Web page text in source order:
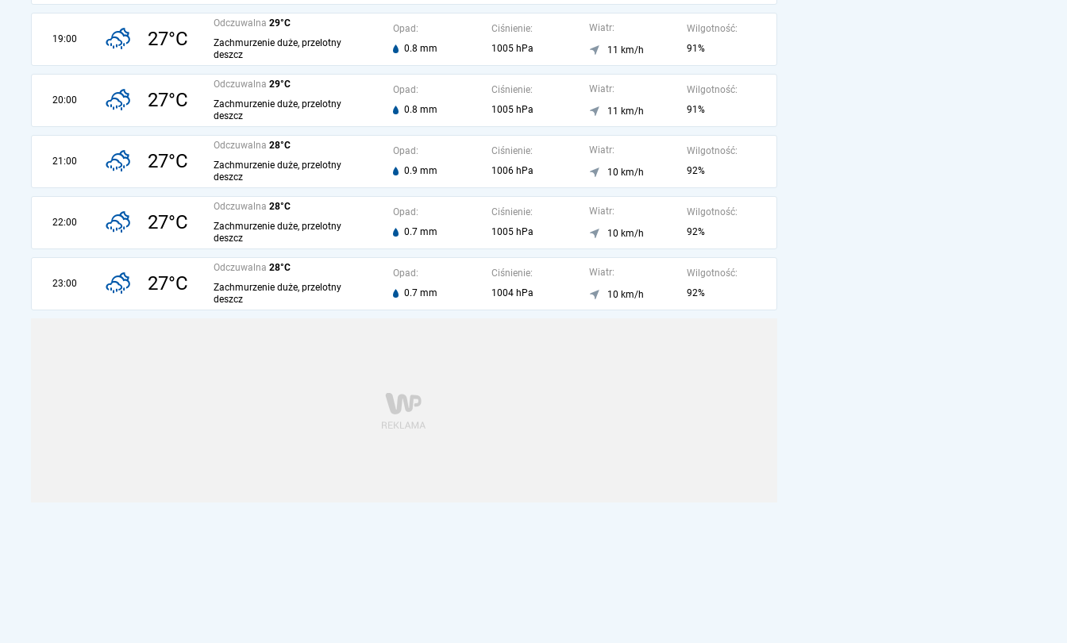
19:00 27°C
Odczuwalna 29°C
Zachmurzenie duże, przelotny
deszcz
Opad:
0.8 mm
Ciśnienie:
1005 hPa
Wiatr:
11 km/h
Wilgotność:
91%
20:00 27°C
Odczuwalna 29°C
Zachmurzenie duże, przelotny
deszcz
Opad:
0.8 mm
Ciśnienie:
1005 hPa
Wiatr:
11 km/h
Wilgotność:
91%
21:00 27°C
Odczuwalna 28°C
Zachmurzenie duże, przelotny
deszcz
Opad:
0.9 mm
Ciśnienie:
1006 hPa
Wiatr:
10 km/h
Wilgotność:
92%
22:00 27°C
Odczuwalna 28°C
Zachmurzenie duże, przelotny
deszcz
Opad:
0.7 mm
Ciśnienie:
1005 hPa
Wiatr:
10 km/h
Wilgotność:
92%
23:00 27°C
Odczuwalna 28°C
Zachmurzenie duże, przelotny
deszcz
Opad:
0.7 mm
Ciśnienie:
1004 hPa
Wiatr:
10 km/h
Wilgotność:
92%